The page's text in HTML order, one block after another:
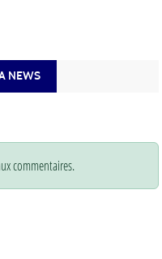
NEWS
commentaires.